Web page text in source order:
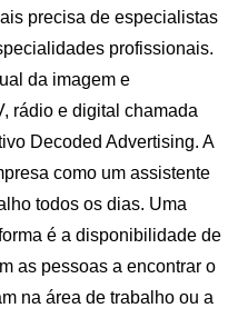
precisa de especialistas
profissionais.
da imagem e
rádio e digital chamada
Decoded Advertising. A
como um assistente
todos os dias. Uma
é a disponibilidade de
as pessoas a encontrar o
na área de trabalho ou a